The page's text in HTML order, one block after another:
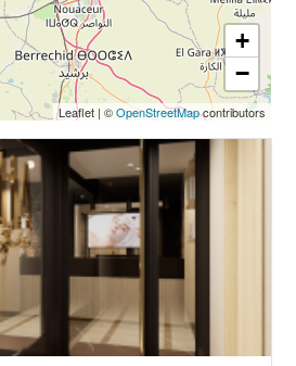
+
−
Leaflet | ©OpenStreetMapcontributors